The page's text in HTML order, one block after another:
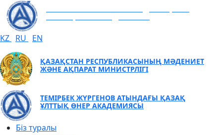
KZ RU EN
ҚАЗАҚСТАН РЕСПУБЛИКАСЫНЫҢ МӘДЕНИЕТ
ЖӘНЕ АҚПАРАТ МИНИСТРЛІГІ
ТЕМІРБЕК ЖҮРГЕНОВ АТЫНДАҒЫ ҚАЗАҚ
ҰЛТТЫҚ ӨНЕР АКАДЕМИЯСЫ
Біз туралы